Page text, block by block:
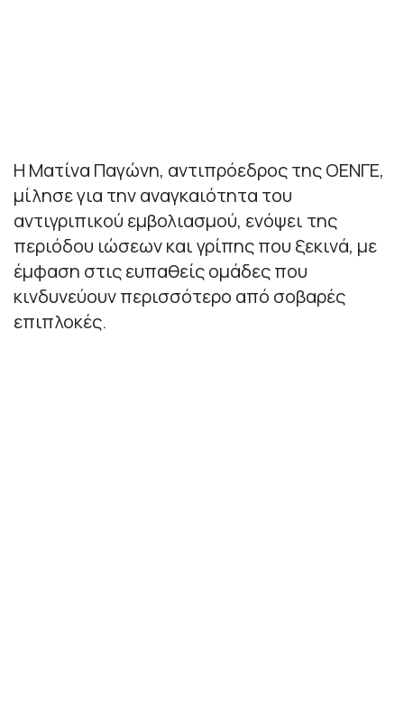
Η Ματίνα Παγώνη, αντιπρόεδρος της ΟΕΝΓΕ,
μίλησε για την αναγκαιότητα του
αντιγριπικού εμβολιασμού, ενόψει της
περιόδου ιώσεων και γρίπης που ξεκινά, με
έμφαση στις ευπαθείς ομάδες που
κινδυνεύουν περισσότερο από σοβαρές
επιπλοκές.